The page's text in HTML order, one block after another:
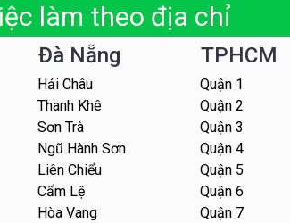
làm theo địa chỉ
Đà Nẵng
Hải Châu
Thanh Khê
Sơn Trà
Ngũ Hành Sơn
Liên Chiểu
Cẩm Lệ
Hòa Vang
TPHCM
Quận 1
Quận 2
Quận 3
Quận 4
Quận 5
Quận 6
Quận 7